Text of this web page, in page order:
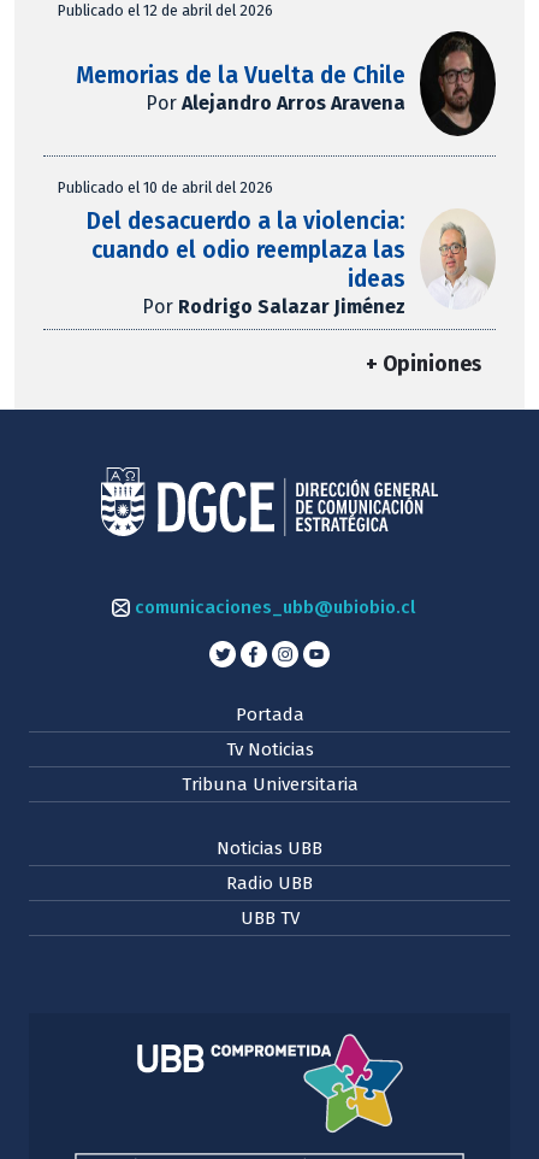
Publicado el 12 de abril del 2026
Memorias de la Vuelta de Chile
PorAlejandro Arros Aravena
Publicado el 10 de abril del 2026
Del desacuerdo a la violencia:
cuando el odio reemplaza las
ideas
Por Rodrigo Salazar Jiménez
+ Opiniones
comunicaciones_ubb@ubiobio.cl
Portada
Tv Noticias
Tribuna Universitaria
Noticias UBB
Radio UBB
UBB TV